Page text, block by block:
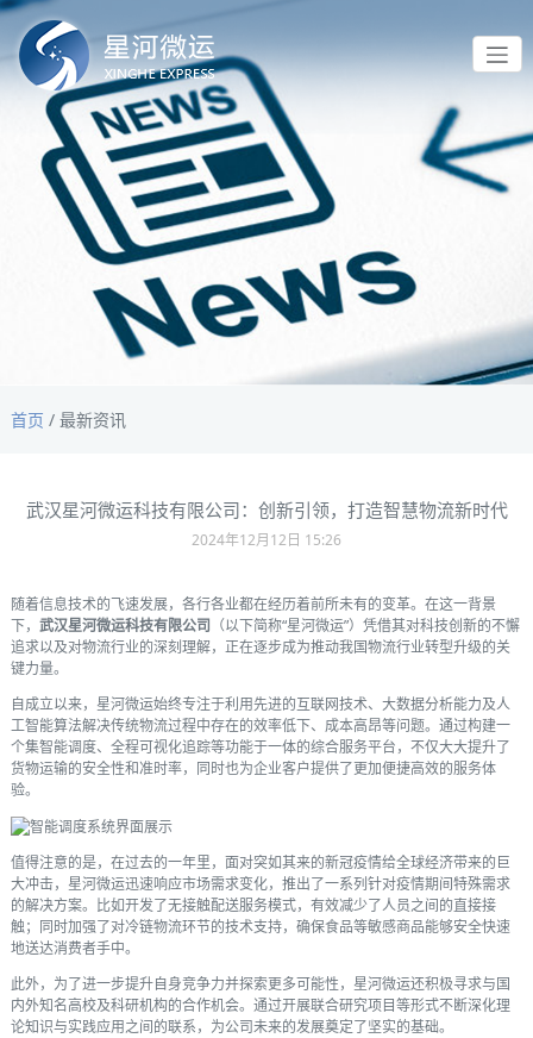
首页 / 最新资讯
武汉星河微运科技有限公司：创新引领，打造智慧物流新时代
2024年12月12日 15:26
随着信息技术的飞速发展，各行各业都在经历着前所未有的变革。在这一背景
下， 武汉星河微运科技有限公司 （以下简称“星河微运”）凭借其对科技创新的不懈
追求以及对物流行业的深刻理解，正在逐步成为推动我国物流行业转型升级的关
键力量。
自成立以来，星河微运始终专注于利用先进的互联网技术、大数据分析能力及人
工智能算法解决传统物流过程中存在的效率低下、成本高昂等问题。通过构建一
个集智能调度、全程可视化追踪等功能于一体的综合服务平台，不仅大大提升了
货物运输的安全性和准时率，同时也为企业客户提供了更加便捷高效的服务体
验。
值得注意的是，在过去的一年里，面对突如其来的新冠疫情给全球经济带来的巨
大冲击，星河微运迅速响应市场需求变化，推出了一系列针对疫情期间特殊需求
的解决方案。比如开发了无接触配送服务模式，有效减少了人员之间的直接接
触；同时加强了对冷链物流环节的技术支持，确保食品等敏感商品能够安全快速
地送达消费者手中。
此外，为了进一步提升自身竞争力并探索更多可能性，星河微运还积极寻求与国
内外知名高校及科研机构的合作机会。通过开展联合研究项目等形式不断深化理
论知识与实践应用之间的联系，为公司未来的发展奠定了坚实的基础。